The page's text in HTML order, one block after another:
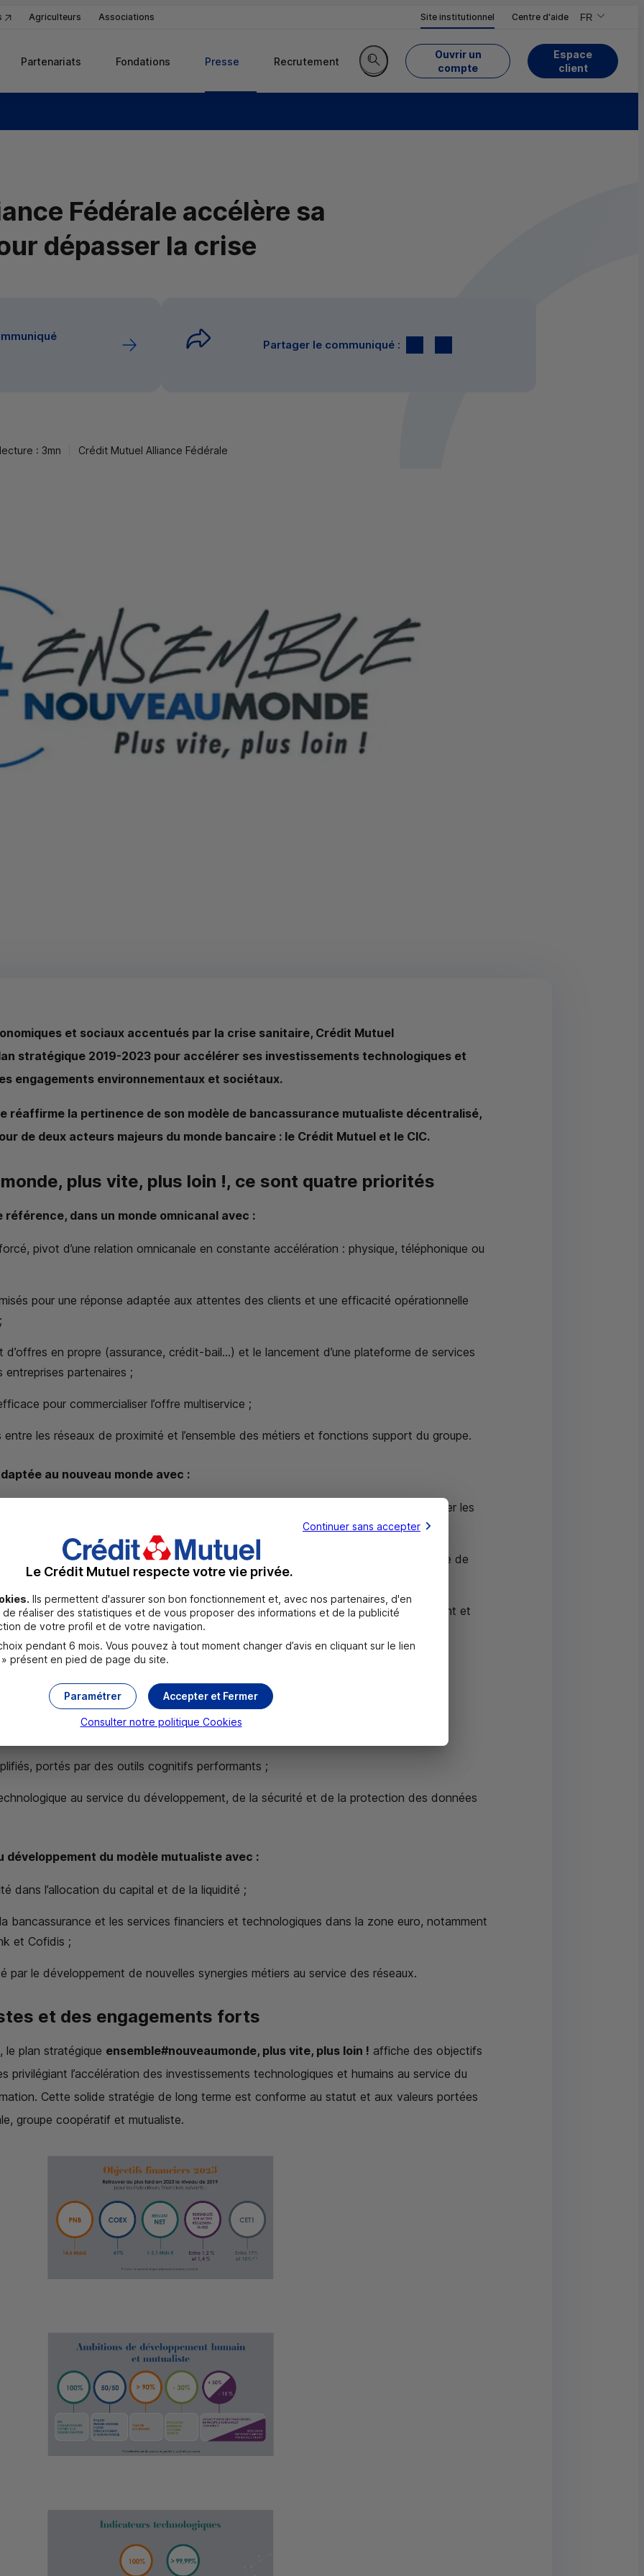
Agriculteurs Associations Site institutionnel Centre d'aide FR
,Version
,Changer de
Partenariats Fondations Presse Recrutement
Rechercher sur le site
Ouvrir un
comptedu Crédit Mutuel
Espace
client
Fédérale accélère sa
dépasser la crise
Partager le communiqué :
: 3mn Crédit Mutuel Alliance Fédérale
et sociaux accentués par la crise sanitaire, Crédit Mutuel
stratégique 2019-2023 pour accélérer ses investissements technologiques et
engagements environnementaux et sociétaux.
réaffirme la pertinence de son modèle de bancassurance mutualiste décentralisé,
de deux acteurs majeurs du monde bancaire : le Crédit Mutuel et le CIC.
plus vite, plus loin !, ce sont quatre priorités
dans un monde omnicanal avec :
pivot d’une relation omnicanale en constante accélération : physique, téléphonique ou
pour une réponse adaptée aux attentes des clients et une efficacité opérationnelle
d’offres en propre (assurance, crédit-bail…) et le lancement d’une plateforme de services
partenaires ;
pour commercialiser l’offre multiservice ;
les réseaux de proximité et l’ensemble des métiers et fonctions support du groupe.
au nouveau monde avec :
soutenir et protéger les sociétaires et clients fragilisés par la crise, et accompagner les
;
et environnementaux forts, accentués dans le cadre d’une politique exigeante de
» ;
salariés pour accompagner l’évolution des métiers, dans un dialogue social confiant et
pour une efficacité collective accrue.
avec :
client dans la gestion des projets informatiques ;
portés par des outils cognitifs performants ;
au service du développement, de la sécurité et de la protection des données
du modèle mutualiste avec :
dans l’allocation du capital et de la liquidité ;
bancassurance et les services financiers et technologiques dans la zone euro, notamment
et Cofidis ;
par le développement de nouvelles synergies métiers au service des réseaux.
et des engagements forts
plan stratégique ensemble#nouveaumonde, plus vite, plus loin ! affiche des objectifs
privilégiant l’accélération des investissements technologiques et humains au service du
Cette solide stratégie de long terme est conforme au statut et aux valeurs portées
groupe coopératif et mutualiste.
Continuer sans accepter
Le Crédit Mutuel respecte votre vie privée.
Ils permettent d'assurer son bon fonctionnement et, avec nos partenaires, d'en
de réaliser des statistiques et de vous proposer des informations et de la publicité
de votre profil et de votre navigation.
pendant 6 mois. Vous pouvez à tout moment changer d’avis en cliquant sur le lien
présent en pied de page du site.
Accepter et Fermer
Paramétrer
Consulter notre politique Cookies